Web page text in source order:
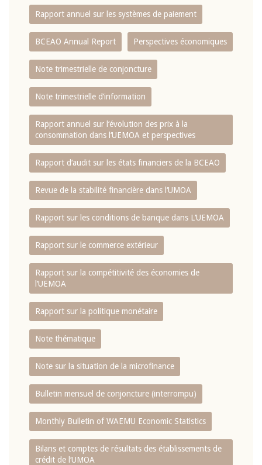
Rapport annuel sur les systèmes de paiement
BCEAO Annual Report Perspectives économiques
Note trimestrielle de conjoncture
Note trimestrielle d‘information
Rapport annuel sur l‘évolution des prix à la
consommation dans l‘UEMOA et perspectives
Rapport d‘audit sur les états financiers de la BCEAO
Revue de la stabilité financière dans l‘UMOA
Rapport sur les conditions de banque dans L‘UEMOA
Rapport sur le commerce extérieur
Rapport sur la compétitivité des économies de
l‘UEMOA
Rapport sur la politique monétaire
Note thématique
Note sur la situation de la microfinance
Bulletin mensuel de conjoncture (interrompu)
Monthly Bulletin of WAEMU Economic Statistics
Bilans et comptes de résultats des établissements de
crédit de l‘UMOA